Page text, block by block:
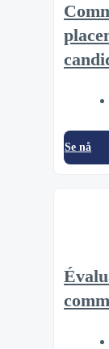
Se nå